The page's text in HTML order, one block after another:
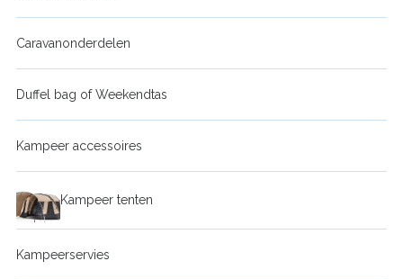
Caravanonderdelen
Duffel bag of Weekendtas
Kampeer accessoires
Kampeer tenten
Kampeerservies